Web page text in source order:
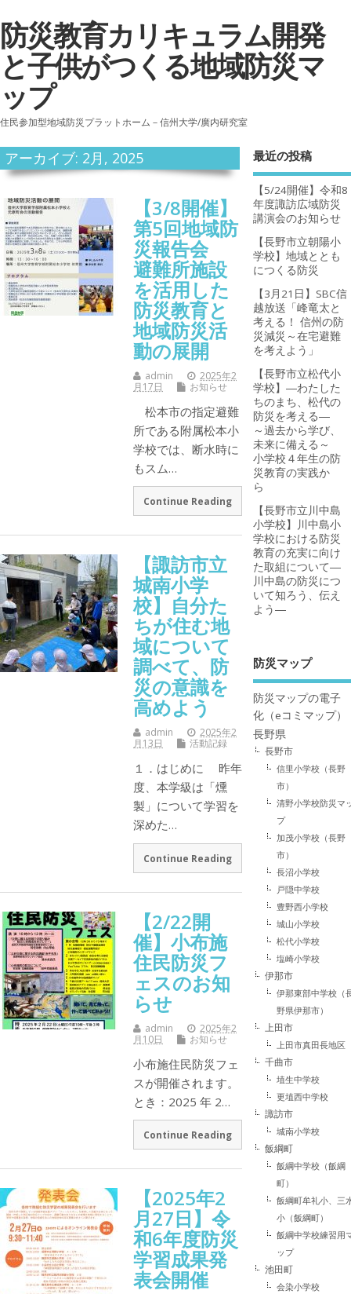
防災教育カリキュラム開発
と子供がつくる地域防災マ
ップ
住民参加型地域防災プラットホーム－信州大学/廣内研究室
アーカイブ: 2月, 2025
【3/8開催】
第5回地域防
災報告会
避難所施設
を活用した
防災教育と
地域防災活
動の展開
admin
2025年2
月17日
お知らせ
松本市の指定避難
所である附属松本小
学校では、断水時に
もスム…
Continue Reading
【諏訪市立
城南小学
校】自分た
ちが住む地
域について
調べて、防
災の意識を
高めよう
admin
2025年2
月13日
活動記録
１．はじめに 昨年
度、本学級は「燻
製」について学習を
深めた…
Continue Reading
【2/22開
催】小布施
住民防災フ
ェスのお知
らせ
admin
2025年2
月10日
お知らせ
小布施住民防災フェ
スが開催されます。
とき：2025 年 2…
Continue Reading
【2025年2
月27日】令
和6年度防災
学習成果発
表会開催
最近の投稿
【5/24開催】令和8
年度諏訪広域防災
講演会のお知らせ
【長野市立朝陽小
学校】地域ととも
につくる防災
【3月21日】SBC信
越放送「峰竜太と
考える！ 信州の防
災減災～在宅避難
を考えよう」
【長野市立松代小
学校】―わたした
ちのまち、松代の
防災を考える―
～過去から学び、
未来に備える～
小学校４年生の防
災教育の実践か
ら
【長野市立川中島
小学校】川中島小
学校における防災
教育の充実に向け
た取組について―
川中島の防災につ
いて知ろう、伝え
よう―
防災マップ
防災マップの電子
化（eコミマップ）
長野県
長野市
信里小学校（長野
市）
清野小学校防災マ
プ
加茂小学校（長野
市）
長沼小学校
戸隠中学校
豊野西小学校
城山小学校
松代小学校
塩崎小学校
伊那市
伊那東部中学校（
野県伊那市）
上田市
上田市真田長地区
千曲市
埴生中学校
更埴西中学校
諏訪市
城南小学校
飯綱町
飯綱中学校（飯綱
町）
飯綱町牟礼小、三
小（飯綱町）
飯綱中学校練習用
ップ
池田町
会染小学校